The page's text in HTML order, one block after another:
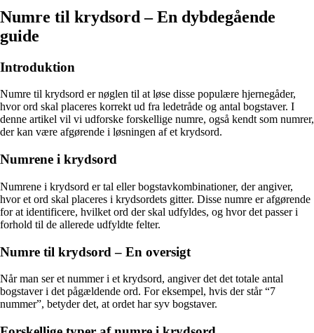
Numre til krydsord – En dybdegående
guide
Introduktion
Numre til krydsord er nøglen til at løse disse populære hjernegåder,
hvor ord skal placeres korrekt ud fra ledetråde og antal bogstaver. I
denne artikel vil vi udforske forskellige numre, også kendt som numrer,
der kan være afgørende i løsningen af et krydsord.
Numrene i krydsord
Numrene i krydsord er tal eller bogstavkombinationer, der angiver,
hvor et ord skal placeres i krydsordets gitter. Disse numre er afgørende
for at identificere, hvilket ord der skal udfyldes, og hvor det passer i
forhold til de allerede udfyldte felter.
Numre til krydsord – En oversigt
Når man ser et nummer i et krydsord, angiver det det totale antal
bogstaver i det pågældende ord. For eksempel, hvis der står “7
nummer”, betyder det, at ordet har syv bogstaver.